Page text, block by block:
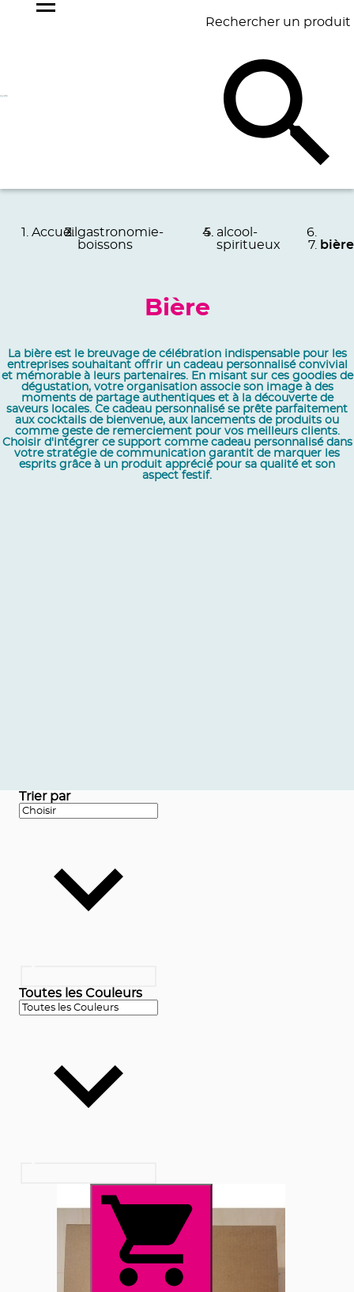
Rechercher un produit
BAGAGERIE BUREAU
Accueil gastronomie-
boissons
alcool-
spiritueux
bière
Bière
La bière est le breuvage de célébration indispensable pour les
entreprises souhaitant offrir un cadeau personnalisé convivial
et mémorable à leurs partenaires. En misant sur ces goodies de
dégustation, votre organisation associe son image à des
moments de partage authentiques et à la découverte de
saveurs locales. Ce cadeau personnalisé se prête parfaitement
aux cocktails de bienvenue, aux lancements de produits ou
comme geste de remerciement pour vos meilleurs clients.
Choisir d'intégrer ce support comme cadeau personnalisé dans
votre stratégie de communication garantit de marquer les
esprits grâce à un produit apprécié pour sa qualité et son
aspect festif.
Trier par
Toutes les Couleurs